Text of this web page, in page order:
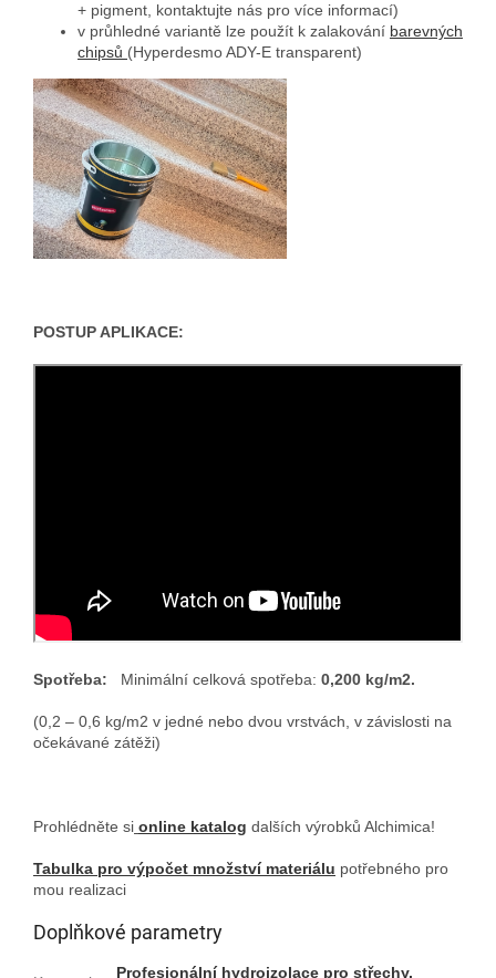
+ pigment, kontaktujte nás pro více informací)
v průhledné variantě lze použít k zalakování barevných
chipsů (Hyperdesmo ADY-E transparent)
POSTUP APLIKACE:
Spotřeba: Minimální celková spotřeba: 0,200 kg/m2.
(0,2 – 0,6 kg/m2 v jedné nebo dvou vrstvách, v závislosti na
očekávané zátěži)
Prohlédněte si online katalog dalších výrobků Alchimica!
Tabulka pro výpočet množství materiálu potřebného pro
mou realizaci
Doplňkové parametry
Profesionální hydroizolace pro střechy,